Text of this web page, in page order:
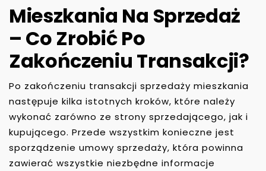
Mieszkania Na Sprzedaż
– Co Zrobić Po
Zakończeniu Transakcji?
Po zakończeniu transakcji sprzedaży mieszkania
następuje kilka istotnych kroków, które należy
wykonać zarówno ze strony sprzedającego, jak i
kupującego. Przede wszystkim konieczne jest
sporządzenie umowy sprzedaży, która powinna
zawierać wszystkie niezbędne informacje